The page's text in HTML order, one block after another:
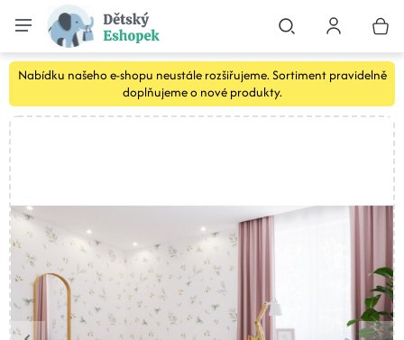
Nabídku našeho e-shopu neustále rozšiřujeme. Sortiment pravidelně
doplňujeme o nové produkty.